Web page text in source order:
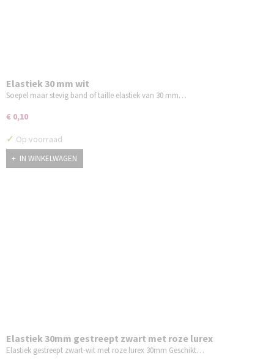
Elastiek 30 mm wit
Soepel maar stevig band of taille elastiek van 30 mm…
€ 0,10
✓ Op voorraad
IN WINKELWAGEN
Elastiek 30mm gestreept zwart met roze lurex
Elastiek gestreept zwart-wit met roze lurex 30mm Geschikt…